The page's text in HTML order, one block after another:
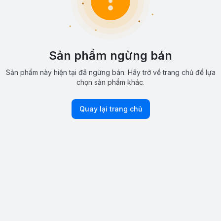
Sản phẩm ngừng bán
Sản phẩm này hiện tại đã ngừng bán. Hãy trở về trang chủ để lựa
chọn sản phẩm khác.
Quay lại trang chủ